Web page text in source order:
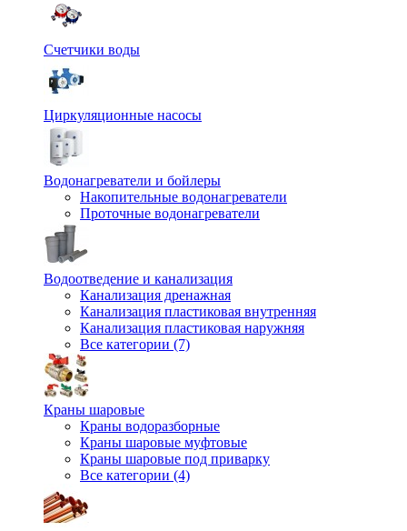
Счетчики воды
Циркуляционные насосы
Водонагреватели и бойлеры
Накопительные водонагреватели
Проточные водонагреватели
Водоотведение и канализация
Канализация дренажная
Канализация пластиковая внутренняя
Канализация пластиковая наружняя
Все категории (7)
Краны шаровые
Краны водоразборные
Краны шаровые муфтовые
Краны шаровые под приварку
Все категории (4)